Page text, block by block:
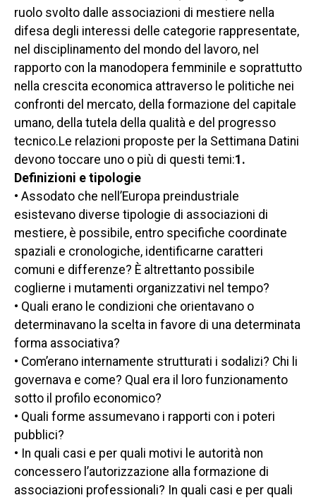
ruolo svolto dalle associazioni di mestiere nella
difesa degli interessi delle categorie rappresentate,
nel disciplinamento del mondo del lavoro, nel
rapporto con la manodopera femminile e soprattutto
nella crescita economica attraverso le politiche nei
confronti del mercato, della formazione del capitale
umano, della tutela della qualità e del progresso
tecnico.Le relazioni proposte per la Settimana Datini
devono toccare uno o più di questi temi:1.
Definizioni e tipologie
• Assodato che nell’Europa preindustriale
esistevano diverse tipologie di associazioni di
mestiere, è possibile, entro specifiche coordinate
spaziali e cronologiche, identificarne caratteri
comuni e differenze? È altrettanto possibile
coglierne i mutamenti organizzativi nel tempo?
• Quali erano le condizioni che orientavano o
determinavano la scelta in favore di una determinata
forma associativa?
• Com’erano internamente strutturati i sodalizi? Chi li
governava e come? Qual era il loro funzionamento
sotto il profilo economico?
• Quali forme assumevano i rapporti con i poteri
pubblici?
• In quali casi e per quali motivi le autorità non
concessero l’autorizzazione alla formazione di
associazioni professionali? In quali casi e per quali